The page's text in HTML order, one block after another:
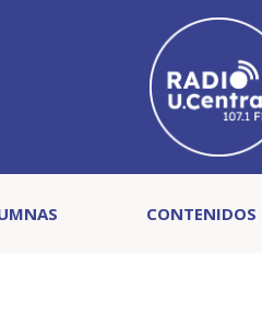
CONTENIDOS